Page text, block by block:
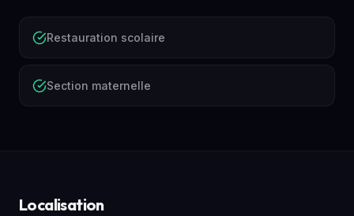
Restauration scolaire
Section maternelle
Localisation